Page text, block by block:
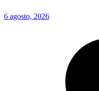
6 agosto, 2026